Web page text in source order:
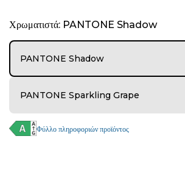
t
e
6
Χρωματιστά: PANTONE Shadow
PANTONE Shadow
PANTONE Sparkling Grape
Φύλλο πληροφοριών προϊόντος